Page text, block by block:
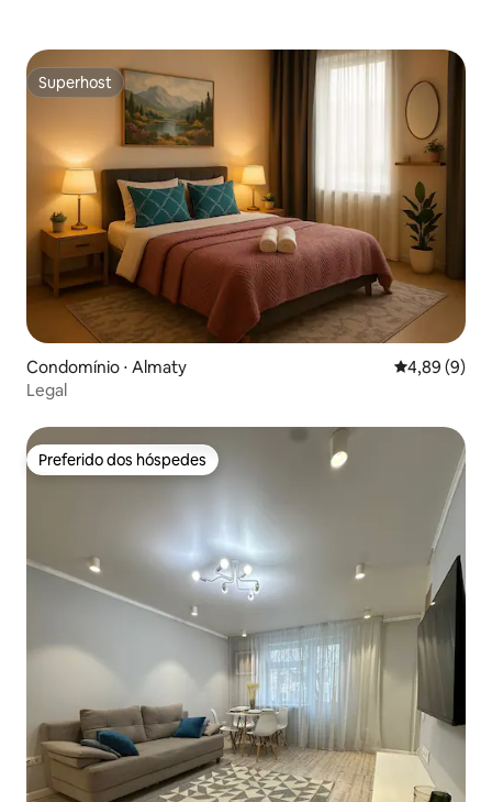
Superhost
Superhost
Condomínio ⋅ Almaty 4,89 de uma
4,89 (9)
Legal
Preferido dos hóspedes
Preferido dos hóspedes